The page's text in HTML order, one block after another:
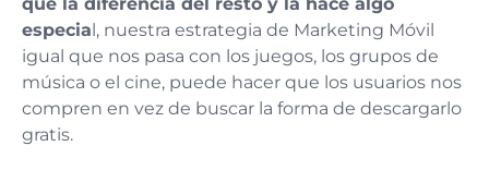
especial, nuestra estrategia de Marketing Móvil
igual que nos pasa con los juegos, los grupos de
música o el cine, puede hacer que los usuarios nos
compren en vez de buscar la forma de descargarlo
gratis.